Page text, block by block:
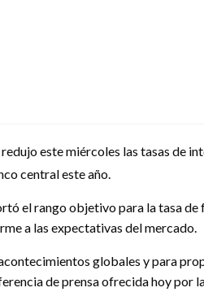
este miércoles las tasas de
central este año.
el rango objetivo para la tasa
a las expectativas del mercado.
globales y para
de prensa ofrecida hoy por